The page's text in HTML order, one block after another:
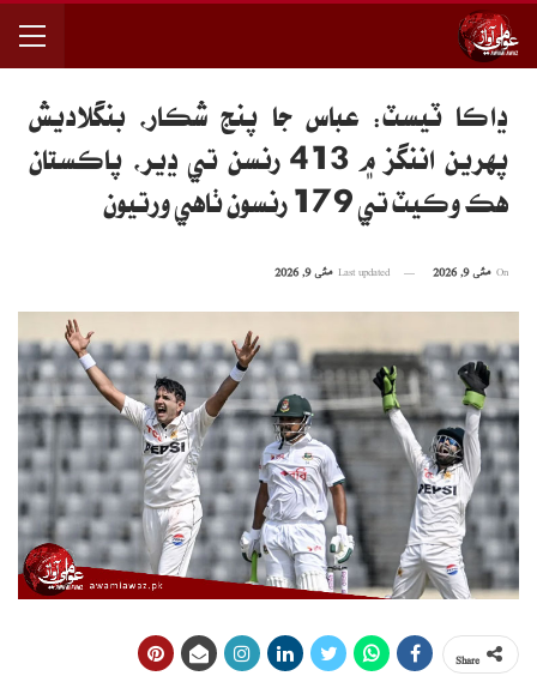
ڍاڪا ٽيسٽ: عباس جا پنج شڪار، بنگلاديش
پهرين اننگز ۾ 413 رنسن تي ڍير، پاڪستان
هڪ وڪيٽ تي 179 رنسون ٺاهي ورتيون
مئی 9, 2026 مئی 9, 2026